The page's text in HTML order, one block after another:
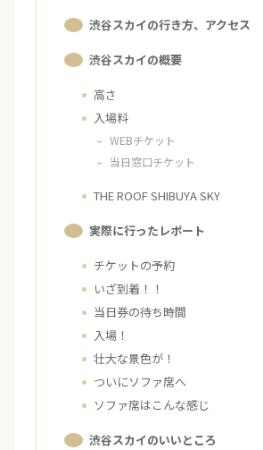
渋谷スカイの行き方、アクセス
渋谷スカイの概要
高さ
入場料
WEBチケット
当日窓口チケット
THE ROOF SHIBUYA SKY
実際に行ったレポート
チケットの予約
いざ到着！！
当日券の待ち時間
入場！
壮大な景色が！
ついにソファ席へ
ソファ席はこんな感じ
渋谷スカイのいいところ